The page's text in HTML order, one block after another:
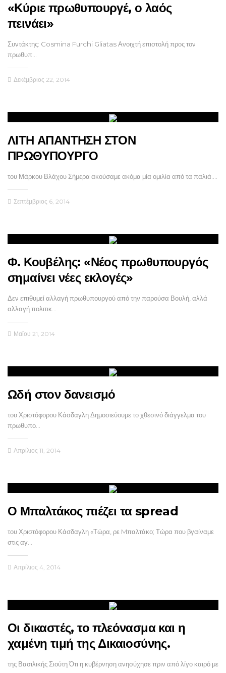
«Κύριε πρωθυπουργέ, ο λαός
πεινάει»
Συντάκτης: Cosmina Furchi Gliatas Ανοιχτή επιστολή προς τον
πρωθυπ…
Δεκέμβριος 22, 2014
ΛΙΤΗ ΑΠΑΝΤΗΣΗ ΣΤΟΝ
ΠΡΩΘΥΠΟΥΡΓΟ
του Μάρκου Βλάχου Σήμερα ακούσαμε ακόμα μία ομιλία από τα παλιά.…
Σεπτέμβριος 6, 2014
Φ. Κουβέλης: «Νέος πρωθυπουργός
σημαίνει νέες εκλογές»
Δεν επιθυμεί αλλαγή πρωθυπουργού από την παρούσα Βουλή, αλλά
αλλαγή πολιτικ…
Μαΐου 21, 2014
Ωδή στον δανεισμό
του Χριστόφορου Κάσδαγλη Δημοσιεύουμε το χθεσινό διάγγελμα του
πρωθυπο…
Απρίλιος 11, 2014
Ο Μπαλτάκος πιέζει τα spread
του Χριστόφορου Κάσδαγλη «Τώρα, ρε Mπαλτάκο; Τώρα που βγαίναμε
στις αγ…
Απρίλιος 4, 2014
Οι δικαστές, το πλεόνασμα και η
χαμένη τιμή της Δικαιοσύνης.
της Βασιλικής Σιούτη Ότι η κυβέρνηση ανησύχησε πριν από λίγο καιρό με